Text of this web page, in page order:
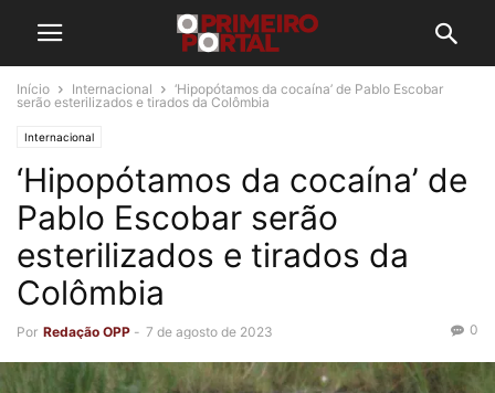
Início Internacional
‘Hipopótamos da cocaína’ de Pablo Escobar
serão esterilizados e tirados da Colômbia
Internacional
‘Hipopótamos da cocaína’ de
Pablo Escobar serão
esterilizados e tirados da
Colômbia
Por Redação OPP - 7 de agosto de 2023 0